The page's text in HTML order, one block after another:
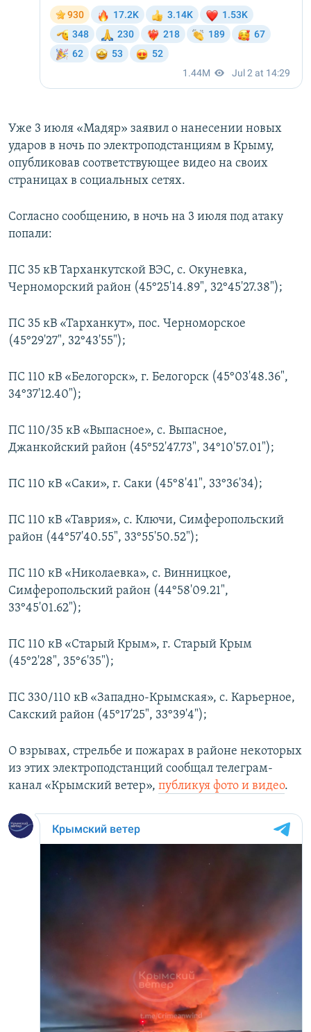
Уже 3 июля «Мадяр» заявил о нанесении новых
ударов в ночь по электроподстанциям в Крыму,
опубликовав соответствующее видео на своих
страницах в социальных сетях.
Согласно сообщению, в ночь на 3 июля под атаку
попали:
ПС 35 кВ Тарханкутской ВЭС, с. Окуневка,
Черноморский район (45°25'14.89", 32°45'27.38");
ПС 35 кВ «Тарханкут», пос. Черноморское
(45°29'27", 32°43'55");
ПС 110 кВ «Белогорск», г. Белогорск (45°03'48.36",
34°37'12.40");
ПС 110/35 кВ «Выпасное», с. Выпасное,
Джанкойский район (45°52'47.73", 34°10'57.01");
ПС 110 кВ «Саки», г. Саки (45°8'41", 33°36'34);
ПС 110 кВ «Таврия», с. Ключи, Симферопольский
район (44°57'40.55", 33°55'50.52");
ПС 110 кВ «Николаевка», с. Винницкое,
Симферопольский район (44°58'09.21",
33°45'01.62");
ПС 110 кВ «Старый Крым», г. Старый Крым
(45°2'28", 35°6'35");
ПС 330/110 кВ «Западно-Крымская», с. Карьерное,
Сакский район (45°17'25", 33°39'4");
О взрывах, стрельбе и пожарах в районе некоторых
из этих электроподстанций сообщал телеграм-
канал «Крымский ветер», публикуя фото и видео.